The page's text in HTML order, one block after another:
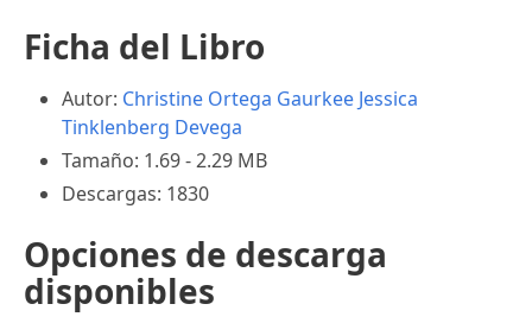
Ficha del Libro
Autor: Christine Ortega Gaurkee Jessica
Tinklenberg Devega
Tamaño: 1.69 - 2.29 MB
Descargas: 1830
Opciones de descarga
disponibles